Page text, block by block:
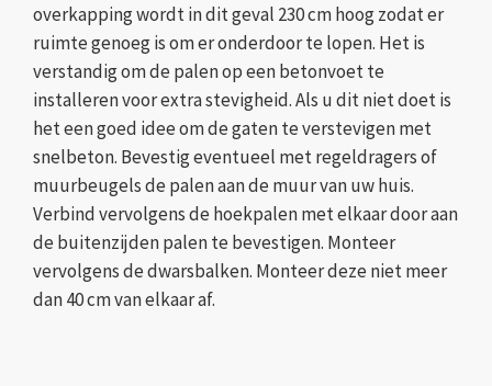
overkapping wordt in dit geval 230 cm hoog zodat er
ruimte genoeg is om er onderdoor te lopen. Het is
verstandig om de palen op een betonvoet te
installeren voor extra stevigheid. Als u dit niet doet is
het een goed idee om de gaten te verstevigen met
snelbeton. Bevestig eventueel met regeldragers of
muurbeugels de palen aan de muur van uw huis.
Verbind vervolgens de hoekpalen met elkaar door aan
de buitenzijden palen te bevestigen. Monteer
vervolgens de dwarsbalken. Monteer deze niet meer
dan 40 cm van elkaar af.